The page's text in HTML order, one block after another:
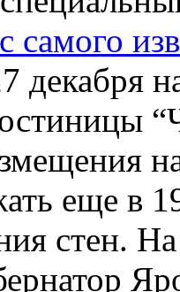
декабря
еще в
стен.